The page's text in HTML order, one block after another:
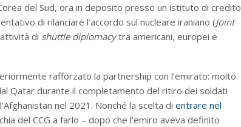
del Sud, ora in deposito presso un istituto di credito
di rilanciare l’accordo sul nucleare iraniano (Joint
di shuttle diplomacytra americani, europei e
rafforzato la partnership con l’emirato: molto
Qatar durante il completamento del ritiro dei soldati
nel 2021. Nonché la scelta di entrare nel
del CCG a farlo – dopo che l’emiro aveva definito